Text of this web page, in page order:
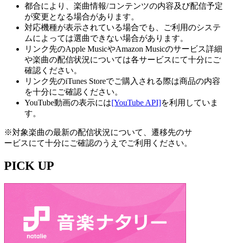
都合により、楽曲情報/コンテンツの内容及び配信予定
が変更となる場合があります。
対応機種が表示されている場合でも、ご利用のシステ
ムによっては選曲できない場合があります。
リンク先のApple MusicやAmazon Musicのサービス詳細
や楽曲の配信状況については各サービスにて十分にご
確認ください。
リンク先のiTunes Storeでご購入される際は商品の内容
を十分にご確認ください。
YouTube動画の表示には[YouTube API]を利用していま
す。
※対象楽曲の最新の配信状況について、遷移先のサ
ービスにて十分にご確認のうえでご利用ください。
PICK UP